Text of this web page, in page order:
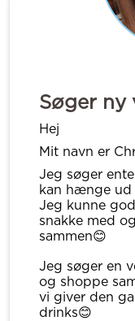
Søger ny
Hej
Mit navn er
Jeg søger
kan hænge ud
Jeg kunne
snakke med
sammen😊
Jeg søger en
og shoppe
vi giver den
drinks😊